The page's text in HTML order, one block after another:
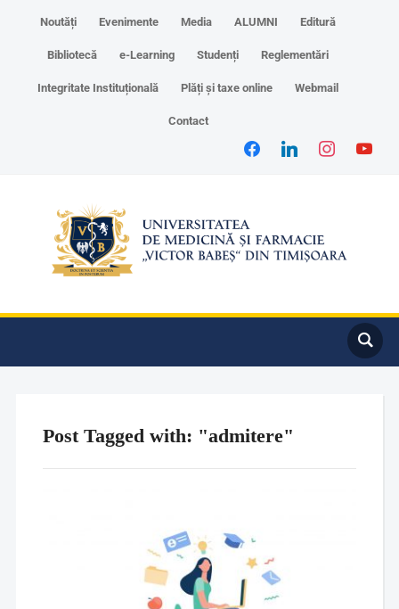
Noutăți Evenimente Media ALUMNI Editură
Bibliotecă e-Learning Studenți Reglementări
Integritate Instituțională Plăți și taxe online Webmail
Contact
Post Tagged with: "admitere"